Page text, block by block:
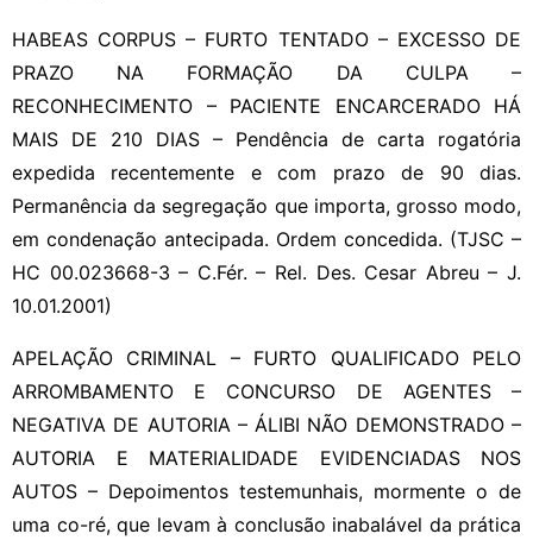
HABEAS CORPUS – FURTO TENTADO – EXCESSO DE
PRAZO NA FORMAÇÃO DA CULPA –
RECONHECIMENTO – PACIENTE ENCARCERADO HÁ
MAIS DE 210 DIAS – Pendência de carta rogatória
expedida recentemente e com prazo de 90 dias.
Permanência da segregação que importa, grosso modo,
em condenação antecipada. Ordem concedida. (TJSC –
HC 00.023668-3 – C.Fér. – Rel. Des. Cesar Abreu – J.
10.01.2001)
APELAÇÃO CRIMINAL – FURTO QUALIFICADO PELO
ARROMBAMENTO E CONCURSO DE AGENTES –
NEGATIVA DE AUTORIA – ÁLIBI NÃO DEMONSTRADO –
AUTORIA E MATERIALIDADE EVIDENCIADAS NOS
AUTOS – Depoimentos testemunhais, mormente o de
uma co-ré, que levam à conclusão inabalável da prática